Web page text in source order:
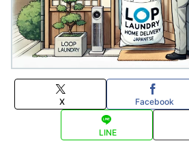
X Facebook
LINE